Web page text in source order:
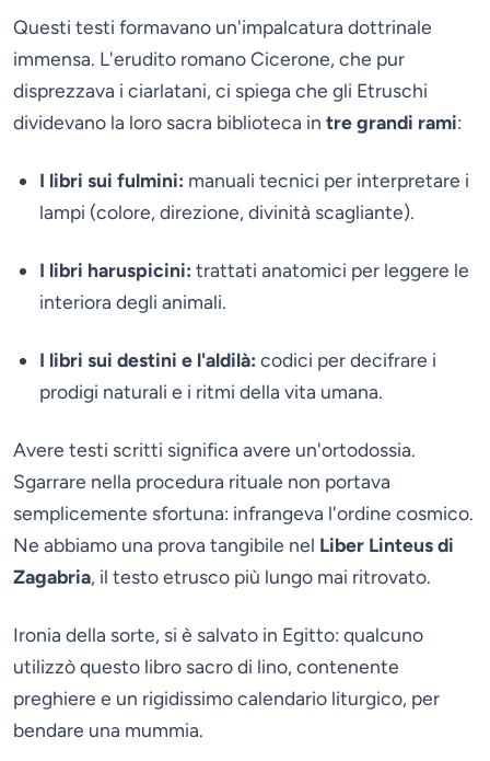
Questi testi formavano un'impalcatura dottrinale
immensa. L'erudito romano Cicerone, che pur
disprezzava i ciarlatani, ci spiega che gli Etruschi
dividevano la loro sacra biblioteca in tre grandi rami:
I libri sui fulmini: manuali tecnici per interpretare i
lampi (colore, direzione, divinità scagliante).
I libri haruspicini: trattati anatomici per leggere le
interiora degli animali.
I libri sui destini e l'aldilà: codici per decifrare i
prodigi naturali e i ritmi della vita umana.
Avere testi scritti significa avere un'ortodossia.
Sgarrare nella procedura rituale non portava
semplicemente sfortuna: infrangeva l'ordine cosmico.
Ne abbiamo una prova tangibile nel Liber Linteus di
Zagabria, il testo etrusco più lungo mai ritrovato.
Ironia della sorte, si è salvato in Egitto: qualcuno
utilizzò questo libro sacro di lino, contenente
preghiere e un rigidissimo calendario liturgico, per
bendare una mummia.